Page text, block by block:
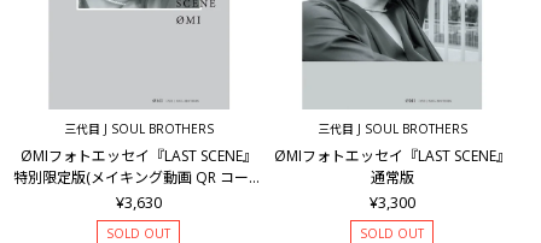
三代目 J SOUL BROTHERS
ØMIフォトエッセイ『LAST SCENE』
特別限定版(メイキング動画 QR コード
付)
¥3,630
SOLD OUT
三代目 J SOUL BROTHERS
ØMIフォトエッセイ『LAST SCENE』
通常版
¥3,300
SOLD OUT